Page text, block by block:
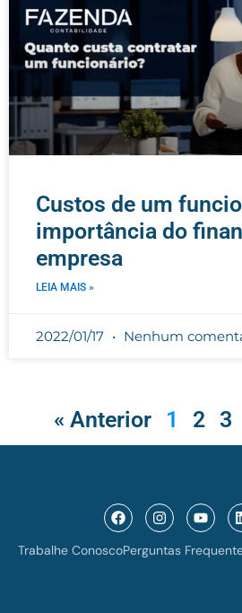
Custos de um
importância do
empresa
LEIA MAIS »
2022/01/17 Nenhum
« Anterior 1 2 3
Trabalhe ConoscoPerguntas